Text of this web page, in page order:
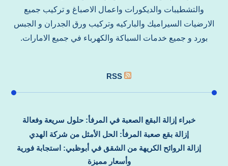
والتشطيبات والديكورات واعمال الاصباغ و تركيب جميع
الارضيات السيراميك والباركيه وتركيب ورق الجدران و الجبس
بورد و جميع خدمات السباكة والكهرباء في جميع الامارات.
RSS
خبراء إزالة البقع الصعبة في المرفأ: حلول سريعة وفعالة
إزالة بقع صعبة المرفأ: الحل الأمثل من شركة الهدي
إزالة الروائح الكريهة من الشقق في أبوظبي: استجابة فورية
وأسعار مميزة